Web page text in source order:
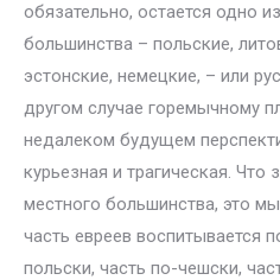
обязательно, остается одно
большинства – польские,
эстонские, немецкие, – или
другом случае горемычному
недалеком будущем
курьезная и трагическая. Что
местного большинства, это
часть евреев воспитывается
польски, часть по-чешски,